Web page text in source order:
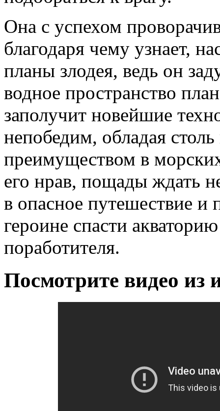
Она с успехом
благодаря чему узнает,
планы злодея, ведь он
водное пространство
заполучит новейшие
непобедим, обладая
преимуществом в
его нрав, пощады ждать
в опасное путешествие и
героине спасти
поработителя.
Посмотрите видео из